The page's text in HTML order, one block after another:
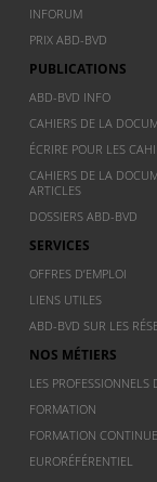
INFORUM
PRIX ABD-BVD
PUBLICATIONS
ABD-BVD INFO
CAHIERS DE LA
ÉCRIRE POUR LES
CAHIERS DE LA
ARTICLES
DOSSIERS ABD-BVD
SERVICES
OFFRES D’EMPLOI
LIENS UTILES
ABD-BVD SUR LES
NOS MÉTIERS
LES PROFESSIONNELS
FORMATION
FORMATION CONTINUE
EURORÉFÉRENTIEL